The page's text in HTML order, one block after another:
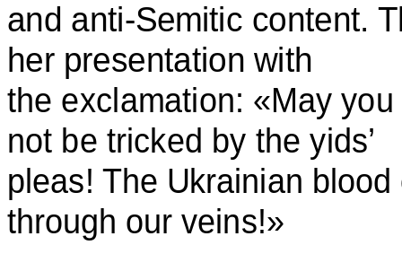
and anti-Semitic content.
her presentation with
the exclamation: «May
not be tricked by the yids’
pleas! The Ukrainian
through our veins!»